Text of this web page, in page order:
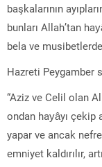
başkalarının
bunları Allah’tan
bela ve
Hazreti Peygamber
“Aziz ve Celil olan
ondan hayâyı çekip
yapar ve ancak
emniyet kaldırılır,